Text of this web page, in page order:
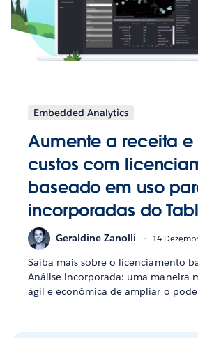
Embedded Analytics
Aumente a receita e
custos com
baseado em uso
incorporadas do
Geraldine Zanolli 14
Saiba mais sobre o licenciamento
Análise incorporada: uma maneira
ágil e econômica de ampliar o